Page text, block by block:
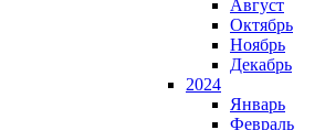
Август
Октябрь
Ноябрь
Декабрь
2024
Январь
Февраль